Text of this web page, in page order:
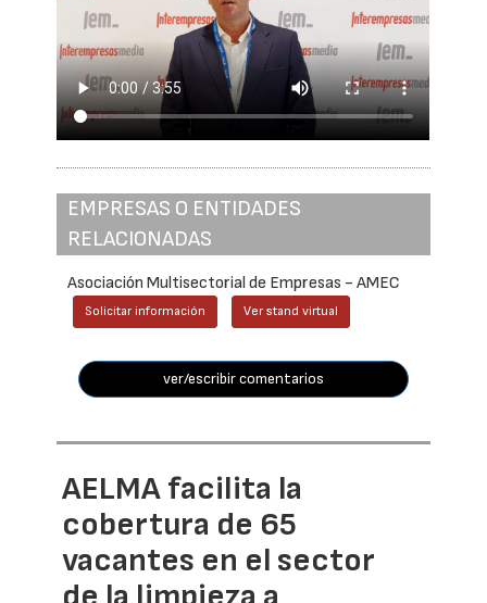
EMPRESAS O ENTIDADES
RELACIONADAS
Asociación Multisectorial de Empresas - AMEC
Solicitar información Ver stand virtual
ver/escribir comentarios
AELMA facilita la
cobertura de 65
vacantes en el sector